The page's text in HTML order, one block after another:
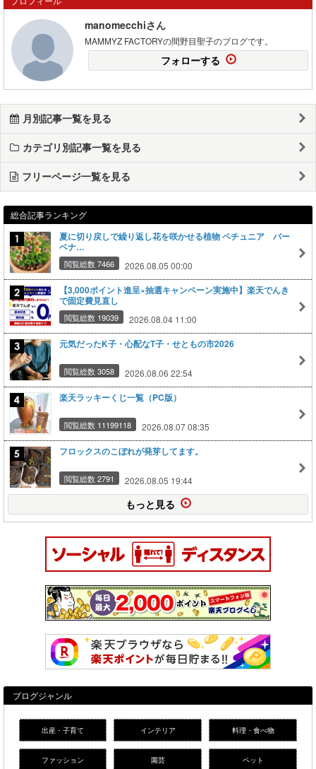
manomecchiさん
MAMMYZ FACTORYの間野目聖子のブログです。
フォローする
月別記事一覧を見る
カテゴリ別記事一覧を見る
フリーページ一覧を見る
総合記事ランキング
夏に切り戻しで繰り返し花を咲かせる植物 ペチュニア バー
ベナ…
閲覧総数 7466 2026.08.05 00:00
【3,000ポイント進呈×抽選キャンペーン実施中】楽天でんき
で固定費見直し
閲覧総数 19039 2026.08.04 11:00
元気だったK子・心配なT子・せともの市2026
閲覧総数 3058 2026.08.06 22:54
楽天ラッキーくじ一覧（PC版）
閲覧総数 11199118 2026.08.07 08:35
フロックスのこぼれが発芽してます。
閲覧総数 2791 2026.08.05 19:44
もっと見る
ブログジャンル
出産・子育て インテリア 料理・食べ物
ファッション 園芸 ペット